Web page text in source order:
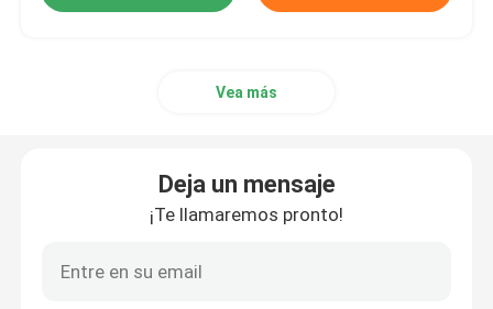
Tapón de la goma butílica
Piezas prellenadas de la jeringuilla
Vea más
Deja un mensaje
¡Te llamaremos pronto!